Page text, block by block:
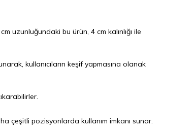
uzunluğundaki bu ürün, 4 cm kalınlığı ile
kullanıcıların keşif yapmasına olanak
çeşitli pozisyonlarda kullanım imkanı sunar.